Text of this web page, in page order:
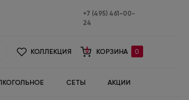
+7 (495) 461-00-
24
КОЛЛЕКЦИЯ КОРЗИНА 0
СЕТЫ АКЦИИ